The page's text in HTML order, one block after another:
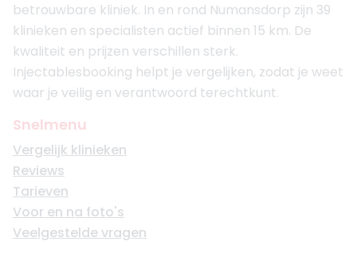
betrouwbare kliniek. In en rond Numansdorp zijn 39
klinieken en specialisten actief binnen 15 km. De
kwaliteit en prijzen verschillen sterk.
Injectablesbooking helpt je vergelijken, zodat je weet
waar je veilig en verantwoord terechtkunt.
Snelmenu
Vergelijk klinieken
Reviews
Tarieven
Voor en na foto's
Veelgestelde vragen